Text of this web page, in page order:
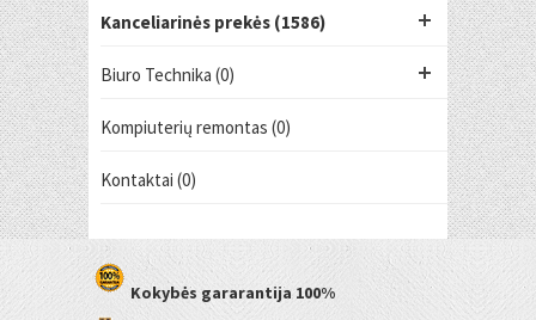
Kanceliarinės prekės (1586)
Biuro Technika (0)
Kompiuterių remontas (0)
Kontaktai (0)
Kokybės gararantija 100%